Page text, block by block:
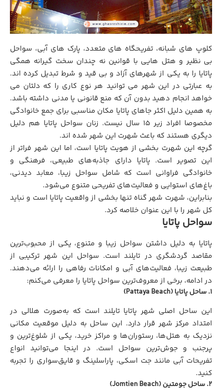
کلوپ های شبانه، تفریحگاه های متعدد، پارک های آبی، سواحل
بی نظیر و هتل هایی با قوانین نه چندان سخت گیرانه همگی
پاتایا را به یکی از شهرهای آزاد و بی قید و شرط تبدیل کرده اند.
به عبارتی در این شهر می توانید هر نوع کاری را که دلتان می
خواهد انجام دهید بدون آن که منع قانونی یا مدنی داشته باشد.
به همین دلیل اکثر جاهای پاتایا مکان مناسبی برای جمع خانوادگی
مخصوصا افراد زیر ۱۵ سال نیست. زنان سواحل پاتایا هم دلیل
دیگری هستند که باعث شهرت این شهر شده اند.
گرچه این شهرت بخشی از هویت پاتایا است، اما این شهر فراتر از
این تصویر است. پاتایا دارای جاذبه‌های طبیعی، فرهنگی و
خانوادگی فراوانی است که شامل سواحل زیبا، معابد دیدنی،
باغ‌های استوایی و فعالیت‌های تفریحی متنوع می‌شود.
بنابراین، شهرت شهر گناه تنها بخشی از واقعیت پاتایا است و نباید
کل شهر را با این عنوان خلاصه کرد.
سواحل پاتایا
پاتایا به دلیل داشتن سواحل زیبا و متنوع، یکی از محبوب‌ترین
مقاصد گردشگری در تایلند است. سواحل این شهر ترکیبی از
طبیعت زیبا، فعالیت‌های آبی و امکانات رفاهی را ارائه می‌دهند.
در ادامه، برخی از معروف‌ترین سواحل پاتایا را معرفی می‌کنم:
۱. ساحل پاتایا (Pattaya Beach)
این ساحل اصلی شهر پاتایا تایلند است که به‌صورت هلالی در
امتداد مرکز شهر قرار دارد. این ساحل به دلیل موقعیت مکانی
نزدیک به هتل‌ها، رستوران‌ها و مراکز خرید، یکی از شلوغ‌ترین و
پرجنب‌ و جوش‌ترین سواحل است. در اینجا می‌توانید انواع
تفریحات آبی مانند جت اسکی، پاراسلینگ و قایق‌سواری را تجربه
کنید.
۲. ساحل جومتین (Jomtien Beach)